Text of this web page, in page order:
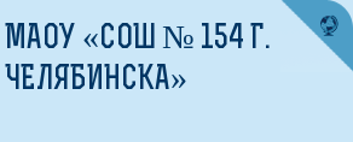
МАОУ «СОШ № 154 Г.
ЧЕЛЯБИНСКА»